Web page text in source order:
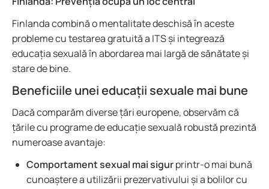
Finlanda combină o mentalitate deschisă în aceste
probleme cu testarea gratuită a ITS și integrează
educația sexuală în abordarea mai largă de sănătate și
stare de bine.
Beneficiile unei educații sexuale mai bune
Dacă comparăm diverse țări europene, observăm că
țările cu programe de educație sexuală robustă prezintă
numeroase avantaje:
Comportament sexual mai sigurprintr-o mai bună
cunoaștere a utilizării prezervativului și a bolilor cu